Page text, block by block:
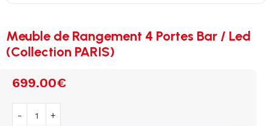
Meuble de Rangement 4 Portes Bar / Led
(Collection PARIS)
699.00€